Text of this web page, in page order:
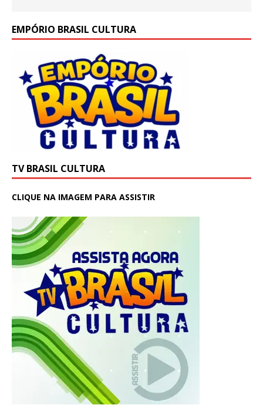
EMPÓRIO BRASIL CULTURA
TV BRASIL CULTURA
CLIQUE NA IMAGEM PARA ASSISTIR